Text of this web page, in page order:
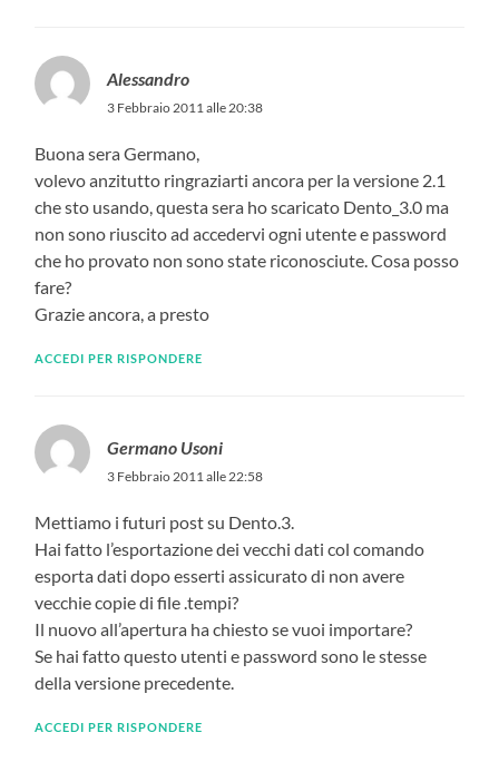
Alessandro
3 Febbraio 2011 alle 20:38
Buona sera Germano,
volevo anzitutto ringraziarti ancora per la versione 2.1
che sto usando, questa sera ho scaricato Dento_3.0 ma
non sono riuscito ad accedervi ogni utente e password
che ho provato non sono state riconosciute. Cosa posso
fare?
Grazie ancora, a presto
ACCEDI PER RISPONDERE
Germano Usoni
3 Febbraio 2011 alle 22:58
Mettiamo i futuri post su Dento.3.
Hai fatto l’esportazione dei vecchi dati col comando
esporta dati dopo esserti assicurato di non avere
vecchie copie di file .tempi?
Il nuovo all’apertura ha chiesto se vuoi importare?
Se hai fatto questo utenti e password sono le stesse
della versione precedente.
ACCEDI PER RISPONDERE